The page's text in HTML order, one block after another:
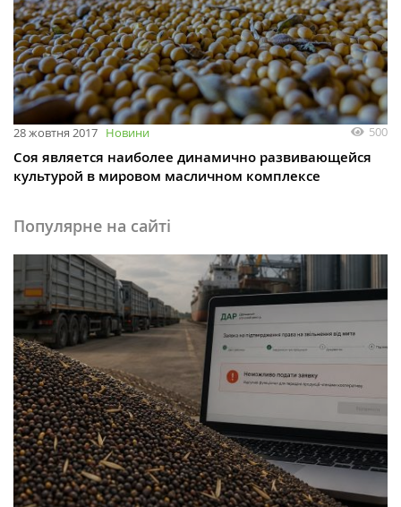
28 жовтня 2017 Новини 500
Соя является наиболее динамично развивающейся
культурой в мировом масличном комплексе
Популярне на сайті